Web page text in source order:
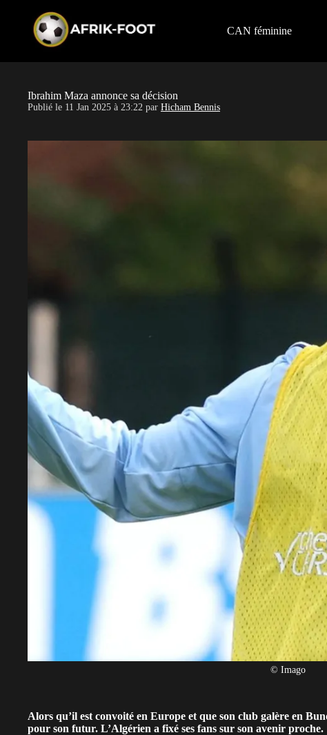
CAN féminine
Ibrahim Maza annonce sa décision
Publié le 11 Jan 2025 à 23:22 par Hicham Bennis
© Imago
Alors qu’il est convoité en Europe et que son club galère en
pour son futur. L’Algérien a fixé ses fans sur son avenir proche.